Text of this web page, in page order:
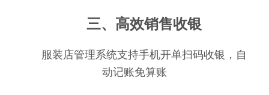
三、高效销售收银
服装店管理系统支持手机开单扫码收银，自
动记账免算账